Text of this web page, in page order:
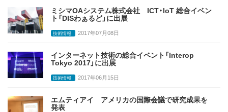
ミシマOAシステム株式会社 ICT・IoT 総合イベン
ト「DISわぁるど」に出展
技術情報 2017年07月08日
インターネット技術の総合イベント「Interop
Tokyo 2017」に出展
技術情報 2017年06月15日
エムティアイ アメリカの国際会議で研究成果を
発表